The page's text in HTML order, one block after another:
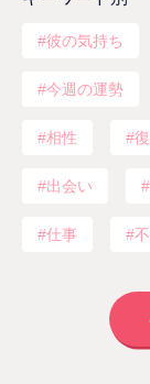
彼の気持ち
今週の運勢
相性
出会い
仕事